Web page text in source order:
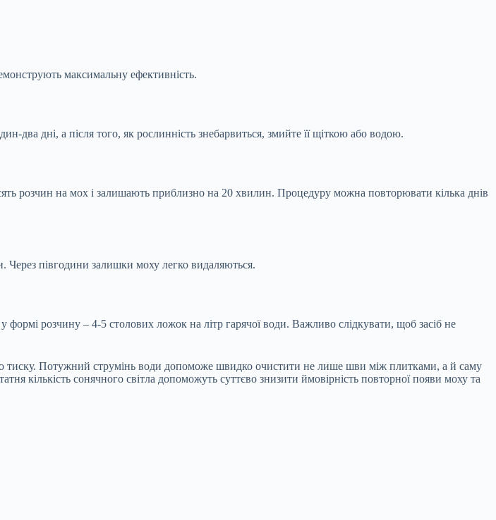
максимальну ефективність.
дні, а після того, як рослинність знебарвиться, змийте її щіткою або водою.
розчин на мох і залишають приблизно на 20 хвилин. Процедуру можна повторювати кілька днів
Через півгодини залишки моху легко видаляються.
розчину – 4-5 столових ложок на літр гарячої води. Важливо слідкувати, щоб засіб не
тиску. Потужний струмінь води допоможе швидко очистити не лише шви між плитками, а й саму
кількість сонячного світла допоможуть суттєво знизити ймовірність повторної появи моху та